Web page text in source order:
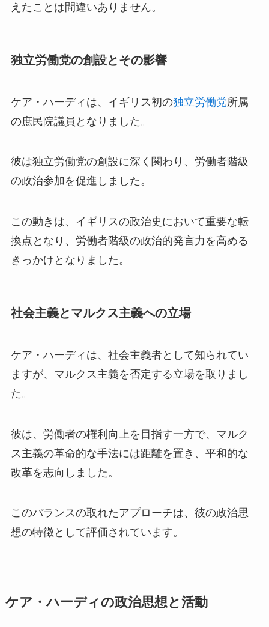
えたことは間違いありません。
独立労働党の創設とその影響
ケア・ハーディは、イギリス初の独立労働党所属
の庶民院議員となりました。
彼は独立労働党の創設に深く関わり、労働者階級
の政治参加を促進しました。
この動きは、イギリスの政治史において重要な転
換点となり、労働者階級の政治的発言力を高める
きっかけとなりました。
社会主義とマルクス主義への立場
ケア・ハーディは、社会主義者として知られてい
ますが、マルクス主義を否定する立場を取りまし
た。
彼は、労働者の権利向上を目指す一方で、マルク
ス主義の革命的な手法には距離を置き、平和的な
改革を志向しました。
このバランスの取れたアプローチは、彼の政治思
想の特徴として評価されています。
ケア・ハーディの政治思想と活動